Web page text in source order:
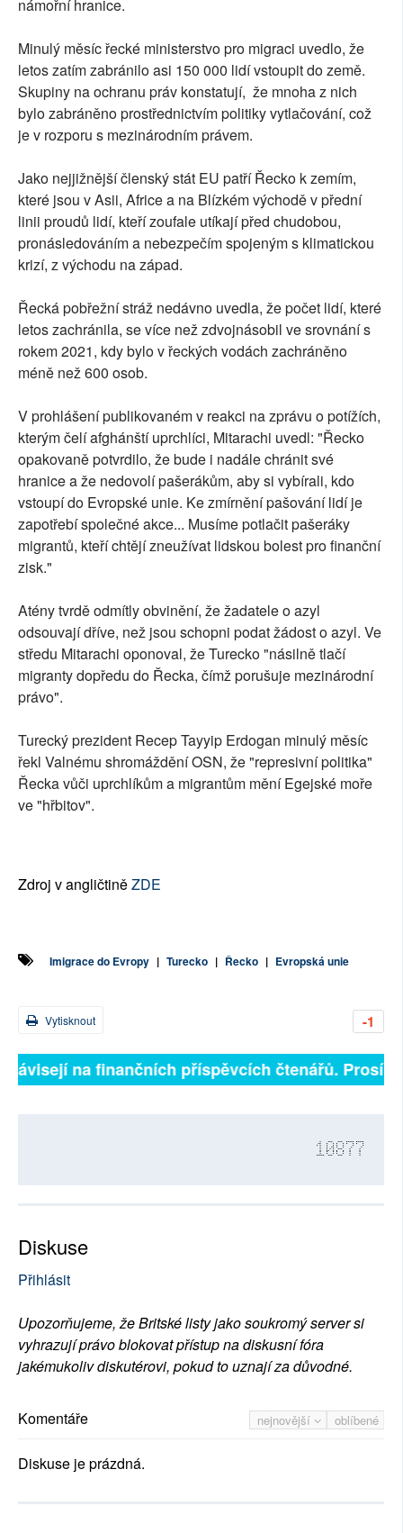
námořní hranice.
Minulý měsíc řecké ministerstvo pro migraci uvedlo, že
letos zatím zabránilo asi 150 000 lidí vstoupit do země.
Skupiny na ochranu práv konstatují, že mnoha z nich
bylo zabráněno prostřednictvím politiky vytlačování, což
je v rozporu s mezinárodním právem.
Jako nejjižnější členský stát EU patří Řecko k zemím,
které jsou v Asii, Africe a na Blízkém východě v přední
linii proudů lidí, kteří zoufale utíkají před chudobou,
pronásledováním a nebezpečím spojeným s klimatickou
krizí, z východu na západ.
Řecká pobřežní stráž nedávno uvedla, že počet lidí, které
letos zachránila, se více než zdvojnásobil ve srovnání s
rokem 2021, kdy bylo v řeckých vodách zachráněno
méně než 600 osob.
V prohlášení publikovaném v reakci na zprávu o potížích,
kterým čelí afghánští uprchlíci, Mitarachi uvedl: "Řecko
opakovaně potvrdilo, že bude i nadále chránit své
hranice a že nedovolí pašerákům, aby si vybírali, kdo
vstoupí do Evropské unie. Ke zmírnění pašování lidí je
zapotřebí společné akce... Musíme potlačit pašeráky
migrantů, kteří chtějí zneužívat lidskou bolest pro finanční
zisk."
Atény tvrdě odmítly obvinění, že žadatele o azyl
odsouvají dříve, než jsou schopni podat žádost o azyl. Ve
středu Mitarachi oponoval, že Turecko "násilně tlačí
migranty dopředu do Řecka, čímž porušuje mezinárodní
právo".
Turecký prezident Recep Tayyip Erdogan minulý měsíc
řekl Valnému shromáždění OSN, že "represivní politika"
Řecka vůči uprchlíkům a migrantům mění Egejské moře
ve "hřbitov".
Zdroj v angličtiněZDE
Imigrace do Evropy | Turecko | Řecko | Evropská unie
-1
Vytisknout
na finančních příspěvcích čtenářů.
10877
Diskuse
Přihlásit
Upozorňujeme, že Britské listy jako soukromý server si
vyhrazují právo blokovat přístup na diskusní fóra
jakémukoliv diskutérovi, pokud to uznají za důvodné.
nejnovější oblíbené
Komentáře
Diskuse je prázdná.